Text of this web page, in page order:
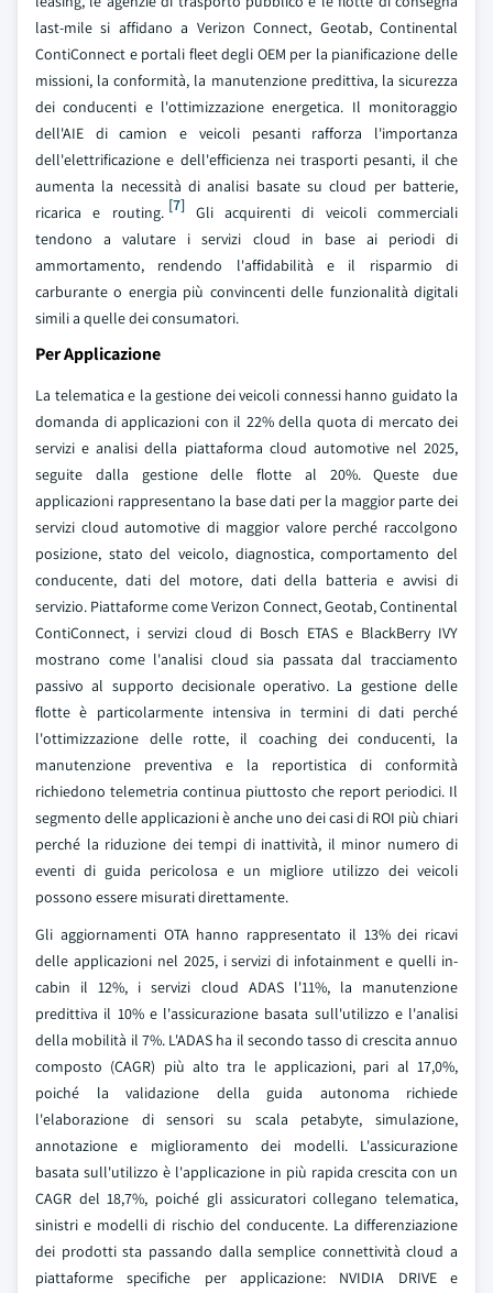
last-mile si affidano a Verizon Connect, Geotab, Continental
ContiConnect e portali fleet degli OEM per la pianificazione delle
missioni, la conformità, la manutenzione predittiva, la sicurezza
dei conducenti e l'ottimizzazione energetica. Il monitoraggio
dell'AIE di camion e veicoli pesanti rafforza l'importanza
dell'elettrificazione e dell'efficienza nei trasporti pesanti, il che
aumenta la necessità di analisi basate su cloud per batterie,
ricarica e routing. [7]Gli acquirenti di veicoli commerciali
tendono a valutare i servizi cloud in base ai periodi di
ammortamento, rendendo l'affidabilità e il risparmio di
carburante o energia più convincenti delle funzionalità digitali
simili a quelle dei consumatori.
Per Applicazione
La telematica e la gestione dei veicoli connessi hanno guidato la
domanda di applicazioni con il 22% della quota di mercato dei
servizi e analisi della piattaforma cloud automotive nel 2025,
seguite dalla gestione delle flotte al 20%. Queste due
applicazioni rappresentano la base dati per la maggior parte dei
servizi cloud automotive di maggior valore perché raccolgono
posizione, stato del veicolo, diagnostica, comportamento del
conducente, dati del motore, dati della batteria e avvisi di
servizio. Piattaforme come Verizon Connect, Geotab, Continental
ContiConnect, i servizi cloud di Bosch ETAS e BlackBerry IVY
mostrano come l'analisi cloud sia passata dal tracciamento
passivo al supporto decisionale operativo. La gestione delle
flotte è particolarmente intensiva in termini di dati perché
l'ottimizzazione delle rotte, il coaching dei conducenti, la
manutenzione preventiva e la reportistica di conformità
richiedono telemetria continua piuttosto che report periodici. Il
segmento delle applicazioni è anche uno dei casi di ROI più chiari
perché la riduzione dei tempi di inattività, il minor numero di
eventi di guida pericolosa e un migliore utilizzo dei veicoli
possono essere misurati direttamente.
Gli aggiornamenti OTA hanno rappresentato il 13% dei ricavi
delle applicazioni nel 2025, i servizi di infotainment e quelli in-
cabin il 12%, i servizi cloud ADAS l'11%, la manutenzione
predittiva il 10% e l'assicurazione basata sull'utilizzo e l'analisi
della mobilità il 7%. L'ADAS ha il secondo tasso di crescita annuo
composto (CAGR) più alto tra le applicazioni, pari al 17,0%,
poiché la validazione della guida autonoma richiede
l'elaborazione di sensori su scala petabyte, simulazione,
annotazione e miglioramento dei modelli. L'assicurazione
basata sull'utilizzo è l'applicazione in più rapida crescita con un
CAGR del 18,7%, poiché gli assicuratori collegano telematica,
sinistri e modelli di rischio del conducente. La differenziazione
dei prodotti sta passando dalla semplice connettività cloud a
piattaforme specifiche per applicazione: NVIDIA DRIVE e